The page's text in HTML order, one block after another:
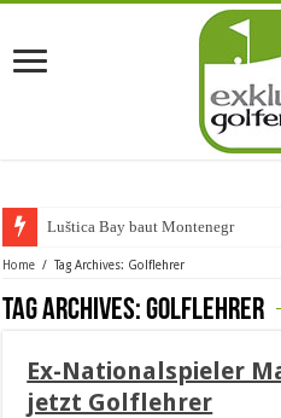
Luštica Bay baut Montenegros ers
Home / Tag Archives: Golflehrer
Tag Archives:Golflehrer
Ex-Nationalspieler
jetzt Golflehrer